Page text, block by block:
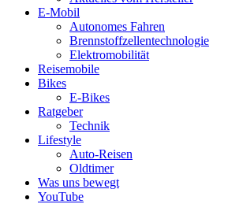
E-Mobil
Autonomes Fahren
Brennstoffzellentechnologie
Elektromobilität
Reisemobile
Bikes
E-Bikes
Ratgeber
Technik
Lifestyle
Auto-Reisen
Oldtimer
Was uns bewegt
YouTube